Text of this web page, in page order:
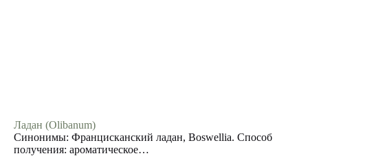
Ладан (Olibanum)
Синонимы: Францисканский ладан, Boswellia. Способ
получения: ароматическое…